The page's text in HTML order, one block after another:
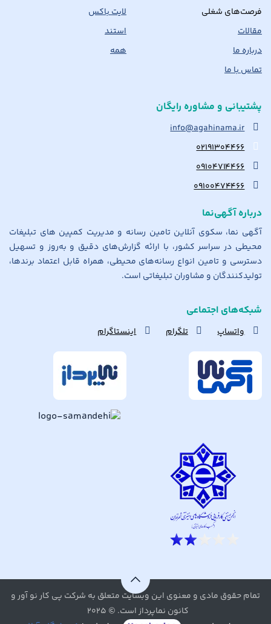
فرصت‌های شغلی
مقالات
درباره ما
تماس با ما
لایت باکس
استند
همه
پشتیبانی و مشاوره رایگان
info@agahinama.ir
۰۲۱۹۱۳۰۴۴۶۶
۰۹۱۰۴۷۱۴۴۶۶
۰۹۱۰۰۴۷۴۴۶۶
درباره آگهی‌نما
آگهی نما، سکوی آنلاین تامین رسانه و مدیریت کمپین های تبلیغات
محیطی در سراسر کشور، با ارائه گزارش‌های دقیق و به‌روز و تسهیل
دسترسی و تامین انواع رسانه‌های محیطی، همراه قابل اعتماد برندها،
تولیدکنندگان و مشاوران تبلیغاتی است.
شبکه‌های اجتماعی
واتساپ تلگرام اینستاگرام
تمام حقوق مادی و معنوی این وبسایت متعلق به شرکت پی کار نو آور و
کانون نماپرداز است. © ۲۰۲۵